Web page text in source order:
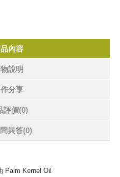
內容
說明
分享
評價(0)
與答(0)
Palm Kernel Oil